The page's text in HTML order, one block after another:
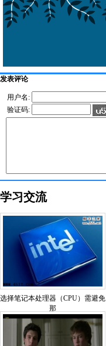
发表评论
用户名:
验证码:
学习交流
选择笔记本处理器（CPU）需避免
那